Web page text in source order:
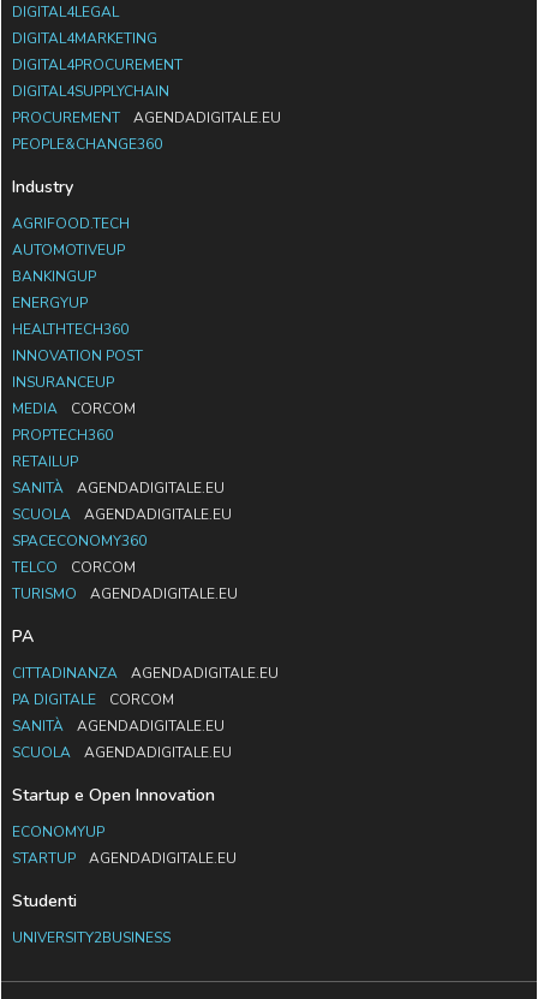
DIGITAL4LEGAL
DIGITAL4MARKETING
DIGITAL4PROCUREMENT
DIGITAL4SUPPLYCHAIN
PROCUREMENT
AGENDADIGITALE.EU
PEOPLE&CHANGE360
Industry
AGRIFOOD.TECH
AUTOMOTIVEUP
BANKINGUP
ENERGYUP
HEALTHTECH360
INNOVATION POST
INSURANCEUP
MEDIA
CORCOM
PROPTECH360
RETAILUP
SANITÀ
AGENDADIGITALE.EU
SCUOLA
AGENDADIGITALE.EU
SPACECONOMY360
TELCO
CORCOM
TURISMO
AGENDADIGITALE.EU
PA
CITTADINANZA
AGENDADIGITALE.EU
PA DIGITALE
CORCOM
SANITÀ
AGENDADIGITALE.EU
SCUOLA
AGENDADIGITALE.EU
Startup e Open Innovation
ECONOMYUP
STARTUP
AGENDADIGITALE.EU
Studenti
UNIVERSITY2BUSINESS